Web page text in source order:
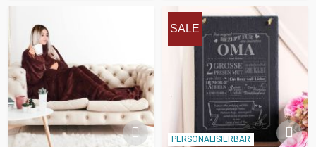
SALE
PERSONALISIERBAR